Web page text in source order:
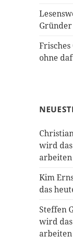
Gründer
ohne
wird
Kim
das
Steffen
wird